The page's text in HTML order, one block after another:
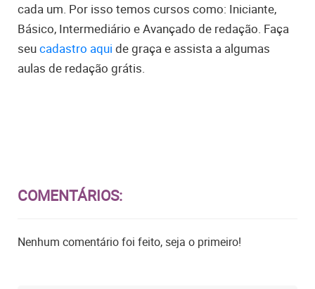
cada um. Por isso temos cursos como: Iniciante,
Básico, Intermediário e Avançado de redação. Faça
seucadastro aqui de graça e assista a algumas
aulas de redação grátis.
COMENTÁRIOS:
Nenhum comentário foi feito, seja o primeiro!